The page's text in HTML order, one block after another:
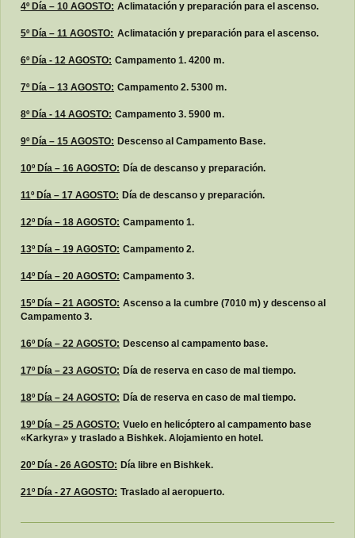
4º Día – 10 AGOSTO: Aclimatación y preparación para el ascenso.
5º Día – 11 AGOSTO: Aclimatación y preparación para el ascenso.
6º Día - 12 AGOSTO: Campamento 1. 4200 m.
7º Día – 13 AGOSTO: Campamento 2. 5300 m.
8º Día - 14 AGOSTO: Campamento 3. 5900 m.
9º Día – 15 AGOSTO: Descenso al Campamento Base.
10º Día – 16 AGOSTO: Día de descanso y preparación.
11º Día – 17 AGOSTO: Día de descanso y preparación.
12º Día – 18 AGOSTO: Campamento 1.
13º Día – 19 AGOSTO: Campamento 2.
14º Día – 20 AGOSTO: Campamento 3.
15º Día – 21 AGOSTO: Ascenso a la cumbre (7010 m) y descenso al
Campamento 3.
16º Día – 22 AGOSTO: Descenso al campamento base.
17º Día – 23 AGOSTO: Día de reserva en caso de mal tiempo.
18º Día – 24 AGOSTO: Día de reserva en caso de mal tiempo.
19º Día – 25 AGOSTO: Vuelo en helicóptero al campamento base
«Karkyra» y traslado a Bishkek. Alojamiento en hotel.
20º Día - 26 AGOSTO: Día libre en Bishkek.
21º Día - 27 AGOSTO: Traslado al aeropuerto.